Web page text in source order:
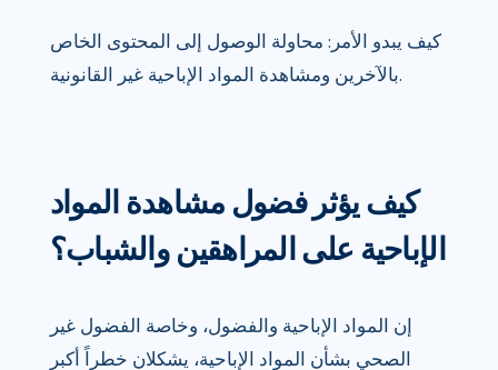
كيف يبدو الأمر: محاولة الوصول إلى المحتوى الخاص
بالآخرين ومشاهدة المواد الإباحية غير القانونية.
كيف يؤثر فضول مشاهدة المواد
الإباحية على المراهقين والشباب؟
إن المواد الإباحية والفضول، وخاصة الفضول غير
الصحي بشأن المواد الإباحية، يشكلان خطراً أكبر